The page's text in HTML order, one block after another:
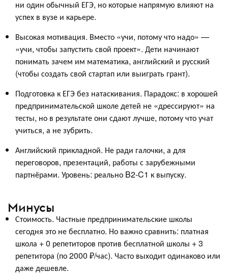
ни один обычный ЕГЭ, но которые напрямую влияют на
успех в вузе и карьере.
Высокая мотивация. Вместо «учи, потому что надо» —
«учи, чтобы запустить свой проект». Дети начинают
понимать зачем им математика, английский и русский
(чтобы создать свой стартап или выиграть грант).
Подготовка к ЕГЭ без натаскивания. Парадокс: в хорошей
предпринимательской школе детей не «дрессируют» на
тесты, но в результате они сдают лучше, потому что учат
учиться, а не зубрить.
Английский прикладной. Не ради галочки, а для
переговоров, презентаций, работы с зарубежными
партнёрами. Уровень: реально B2-C1 к выпуску.
Минусы
Стоимость. Частные предпринимательские школы
сегодня это не бесплатно. Но важно сравнить: платная
школа + 0 репетиторов против бесплатной школы + 3
репетитора (по 2000 ₽/час). Часто выходит одинаково или
даже дешевле.